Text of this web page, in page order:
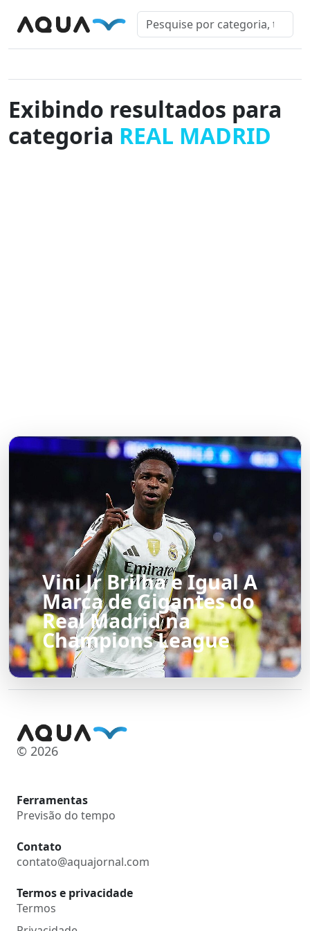
Exibindo resultados para
categoria REAL MADRID
Vini Jr Brilha e Igual A
Marca de Gigantes do
Real Madrid na
Champions League
© 2026
Ferramentas
Previsão do tempo
Contato
contato@aquajornal.com
Termos e privacidade
Termos